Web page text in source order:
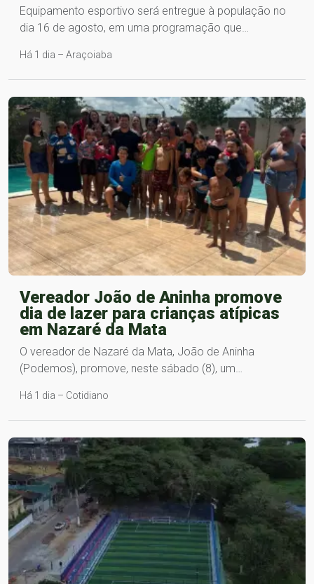
Equipamento esportivo será entregue à população no
dia 16 de agosto, em uma programação que…
Há 1 dia – Araçoiaba
Vereador João de Aninha promove
dia de lazer para crianças atípicas
em Nazaré da Mata
O vereador de Nazaré da Mata, João de Aninha
(Podemos), promove, neste sábado (8), um…
Há 1 dia – Cotidiano